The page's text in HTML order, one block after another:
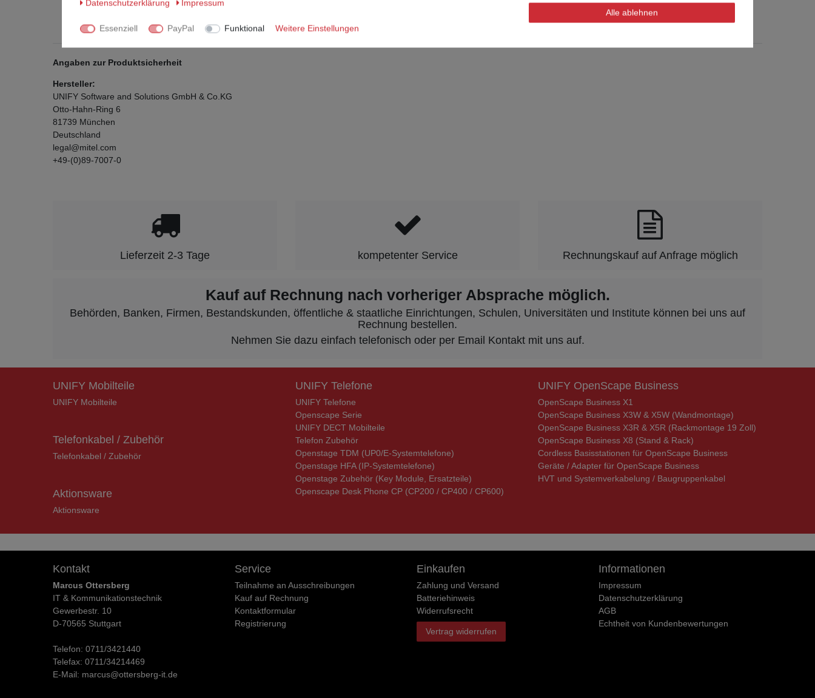
Angaben zur Produktsicherheit
Hersteller:
UNIFY Software and Solutions GmbH & Co.KG
Otto-Hahn-Ring 6
81739 München
Deutschland
legal@mitel.com
+49-(0)89-7007-0
Lieferzeit 2-3 Tage kompetenter Service Rechnungskauf auf Anfrage möglich
Kauf auf Rechnung nach vorheriger Absprache möglich.
Behörden, Banken, Firmen, Bestandskunden, öffentliche & staatliche Einrichtungen, Schulen, Universitäten und Institute können bei uns auf
Rechnung bestellen.
Nehmen Sie dazu einfach telefonisch oder per Email Kontakt mit uns auf.
UNIFY Mobilteile
UNIFY Mobilteile
Telefonkabel / Zubehör
Telefonkabel / Zubehör
Aktionsware
Aktionsware
UNIFY Telefone
UNIFY Telefone
Openscape Serie
UNIFY DECT Mobilteile
Telefon Zubehör
Openstage TDM (UP0/E-Systemtelefone)
Openstage HFA (IP-Systemtelefone)
Openstage Zubehör (Key Module, Ersatzteile)
Openscape Desk Phone CP (CP200 / CP400 / CP600)
UNIFY OpenScape Business
OpenScape Business X1
OpenScape Business X3W & X5W (Wandmontage)
OpenScape Business X3R & X5R (Rackmontage 19 Zoll)
OpenScape Business X8 (Stand & Rack)
Cordless Basisstationen für OpenScape Business
Geräte / Adapter für OpenScape Business
HVT und Systemverkabelung / Baugruppenkabel
Kontakt
Marcus Ottersberg
IT & Kommunikationstechnik
Gewerbestr. 10
D-70565 Stuttgart
Telefon: 0711/3421440
Telefax: 0711/34214469
E-Mail: marcus@ottersberg-it.de
Service
Teilnahme an Ausschreibungen
Kauf auf Rechnung
Kontaktformular
Registrierung
Einkaufen
Zahlung und Versand
Batteriehinweis
Widerrufs­recht
Vertrag widerrufen
Informationen
Impressum
Daten­schutz­erklärung
AGB
Echtheit von Kundenbewertungen
Daten­schutz­erklärung
Impressum
Essenziell PayPal Funktional Weitere Einstellungen
Alle ablehnen